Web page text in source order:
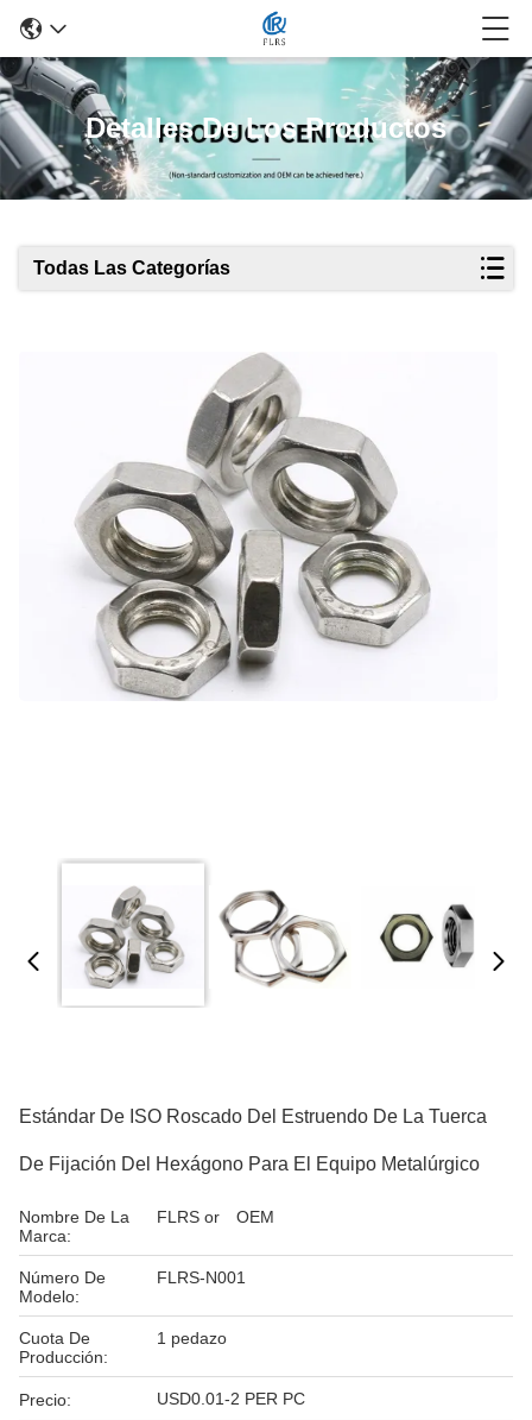
Detalles De Los Productos
Todas Las Categorías
Estándar De ISO Roscado Del Estruendo De La Tuerca
De Fijación Del Hexágono Para El Equipo Metalúrgico
Nombre De La
Marca:
FLRS or OEM
Número De
Modelo:
FLRS-N001
Cuota De
Producción:
1 pedazo
Precio: USD0.01-2 PER PC